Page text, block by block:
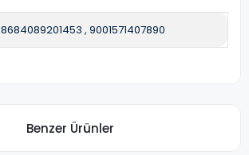
8684089201453 , 9001571407890
Benzer Ürünler